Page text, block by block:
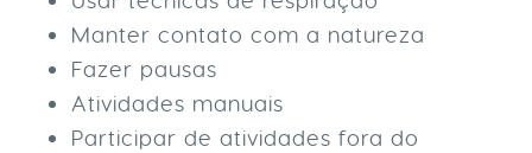
Manter contato com a natureza
Fazer pausas
Atividades manuais
Participar de atividades fora do